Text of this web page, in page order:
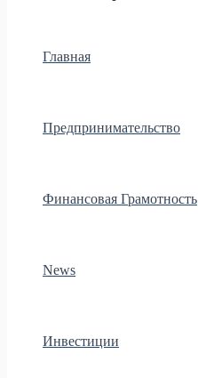
Главная
Предпринимательство
Финансовая Грамотность
News
Инвестиции